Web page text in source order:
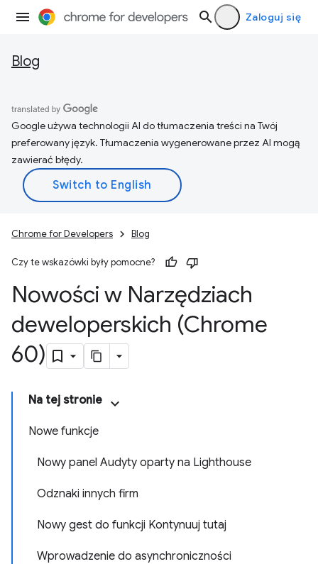
Zaloguj się
Blog
Google używa technologii AI do tłumaczenia treści na Twój
preferowany język. Tłumaczenia wygenerowane przez AI mogą
zawierać błędy.
Chrome for Developers Blog
Czy te wskazówki były pomocne?
Nowości w Narzędziach
deweloperskich (Chrome
60)
Na tej stronie
Nowe funkcje
Nowy panel Audyty oparty na Lighthouse
Odznaki innych firm
Nowy gest do funkcji Kontynuuj tutaj
Wprowadzenie do asynchroniczności